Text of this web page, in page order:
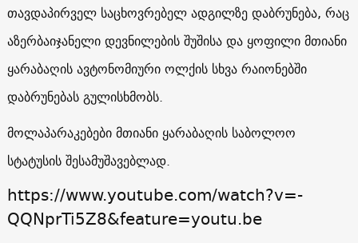
თავდაპირველ საცხოვრებელ ადგილზე დაბრუნება, რაც
აზერბაიჯანელი დევნილების შუშისა და ყოფილი მთიანი
ყარაბაღის ავტონომიური ოლქის სხვა რაიონებში
დაბრუნებას გულისხმობს.
მოლაპარაკებები მთიანი ყარაბაღის საბოლოო
სტატუსის შესამუშავებლად.
https://www.youtube.com/watch?v=-
QQNprTi5Z8&feature=youtu.be